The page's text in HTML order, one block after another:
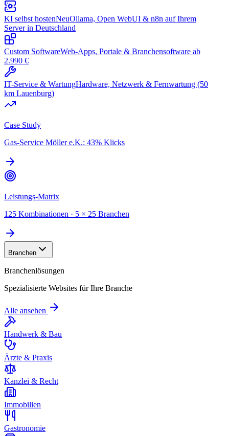
KI selbst hostenNeuOllama, Open WebUI & n8n auf Ihrem
Server in Deutschland
Custom SoftwareWeb-Apps, Portale & Branchensoftware ab
2.990 €
IT-Service & WartungHardware, Netzwerk & Fernwartung (50
km Lauenburg)
Case Study
Gas-Service Möller e.K.: 43% Klicks
Leistungs-Matrix
125 Kombinationen · 5 × 25 Branchen
Branchen
Branchenlösungen
Spezialisierte Websites für Ihre Branche
Alle ansehen
Handwerk & Bau
Ärzte & Praxis
Kanzlei & Recht
Immobilien
Gastronomie